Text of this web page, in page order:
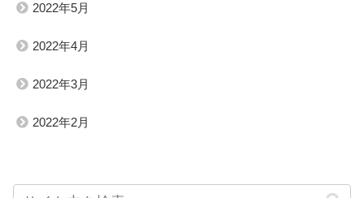
2022年5月
2022年4月
2022年3月
2022年2月